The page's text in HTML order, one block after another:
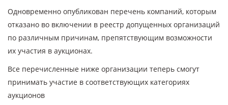
Одновременно опубликован перечень компаний, которым
отказано во включении в реестр допущенных организаций
по различным причинам, препятствующим возможности
их участия в аукционах.
Все перечисленные ниже организации теперь смогут
принимать участие в соответствующих категориях
аукционов